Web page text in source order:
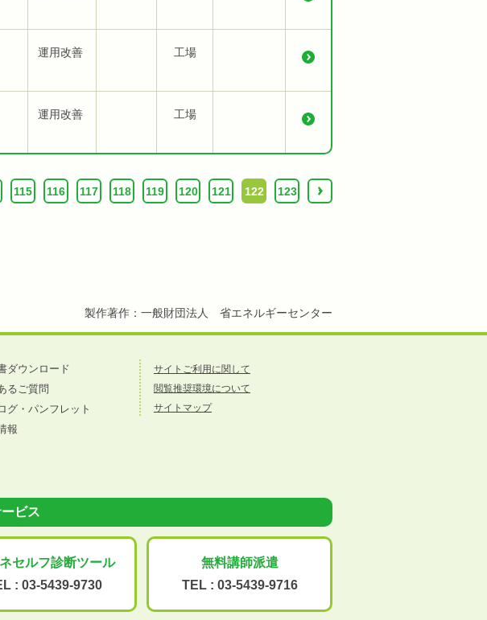
運用改善 工場
運用改善 工場
115 116 117 118 119 120 121 122 123 ›
製作著作：一般財団法人 省エネルギーセンター
ダウンロード
るご質問
グ・パンフレット
報
サイトご利用に関して
閲覧推奨環境について
サイトマップ
ビス
セルフ診断ツール
: 03-5439-9730
無料講師派遣
TEL : 03-5439-9716